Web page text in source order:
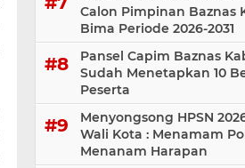
Calon Pimpinan Baznas
Bima Periode 2026-2031
Pansel Capim Baznas
Sudah Menetapkan 10
Peserta
Menyongsong HPSN
Wali Kota : Menamam
Menanam Harapan